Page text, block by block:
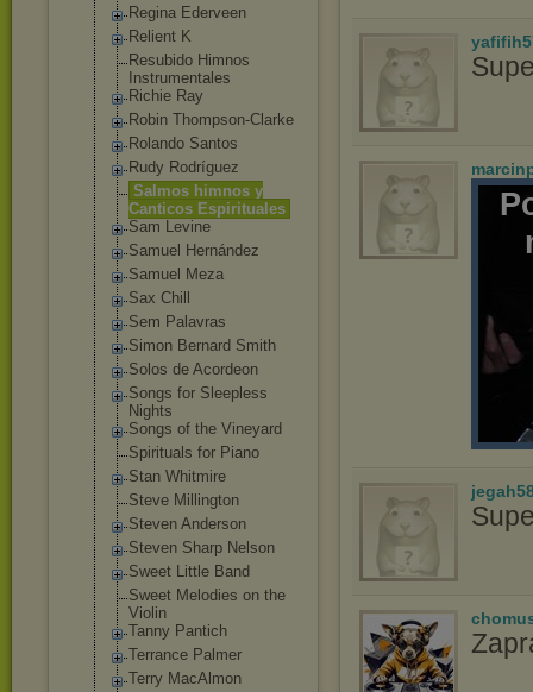
Regina Ederveen
Relient K
Resubido Himnos
Instrumentales
Richie Ray
Robin Thompson-Clarke
Rolando Santos
Rudy Rodríguez
Salmos himnos y
Canticos Espirituales
Sam Levine
Samuel Hernández
Samuel Meza
Sax Chill
Sem Palavras
Simon Bernard Smith
Solos de Acordeon
Songs for Sleepless
Nights
Songs of the Vineyard
Spirituals for Piano
Stan Whitmire
Steve Millington
Steven Anderson
Steven Sharp Nelson
Sweet Little Band
Sweet Melodies on the
Violin
Tanny Pantich
Terrance Palmer
Terry MacAlmon